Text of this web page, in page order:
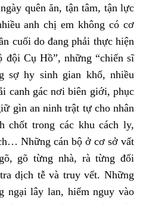
quên ăn, tận tâm, tận lực
anh chị em không có cơ
cuối do đang phải thực hiện
đội Cụ Hồ”, những “chiến sĩ
sợ hy sinh gian khổ, nhiều
canh gác nơi biên giới, phục
gìn an ninh trật tự cho nhân
chốt trong các khu cách ly,
Những cán bộ ở cơ sở vất
gõ từng nhà, rà từng đối
dịch tễ và truy vết. Những
ngại lây lan, hiểm nguy vào